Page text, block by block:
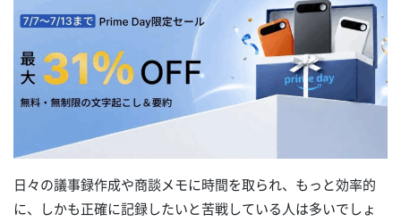
日々の議事録作成や商談メモに時間を取られ、もっと効率的
に、しかも正確に記録したいと苦戦している人は多いでしょ